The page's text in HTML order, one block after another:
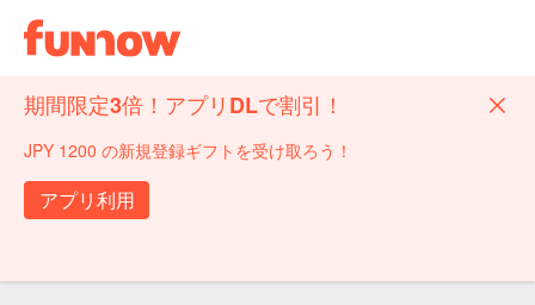
期間限定3倍！アプリDLで割引！
JPY 1200 の新規登録ギフトを受け取ろう！
アプリ利用